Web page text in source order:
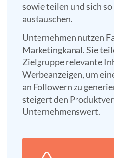
sowie teilen und sich
austauschen.
Unternehmen nutzen
Marketingkanal. Sie
Zielgruppe relevante
Werbeanzeigen, um
an Followern zu
steigert den
Unternehmenswert.